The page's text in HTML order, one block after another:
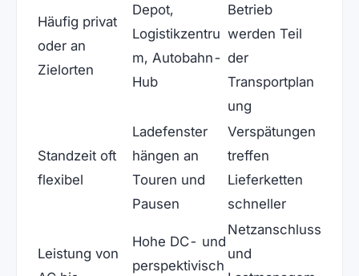
Häufig privat
oder an
Zielorten
Depot,
Logistikzentru
m, Autobahn-
Hub
Betrieb
werden Teil
der
Transportplan
ung
Standzeit oft
flexibel
Ladefenster
hängen an
Touren und
Pausen
Verspätungen
treffen
Lieferketten
schneller
Leistung von
Hohe DC- und
perspektivisch
Netzanschluss
und